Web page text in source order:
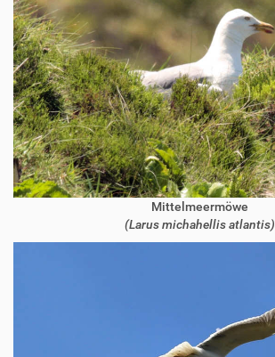
Mittelmeermöwe
(Larus michahellis atlantis)